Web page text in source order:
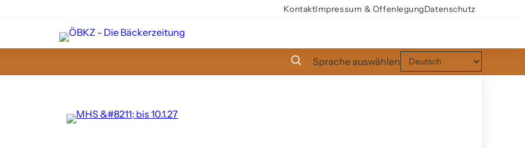
KontaktImpressum & OffenlegungDatenschutz
Sprache auswählen